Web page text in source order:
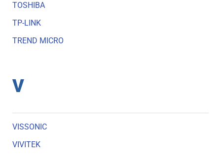
TOSHIBA
TP-LINK
TREND MICRO
V
VISSONIC
VIVITEK